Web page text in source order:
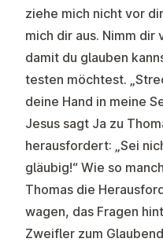
ziehe mich nicht vor
mich dir aus. Nimm dir
damit du glauben
testen möchtest.
deine Hand in meine
Jesus sagt Ja zu
herausfordert: „Sei
gläubig!“ Wie so
Thomas die
wagen, das Fragen
Zweifler zum